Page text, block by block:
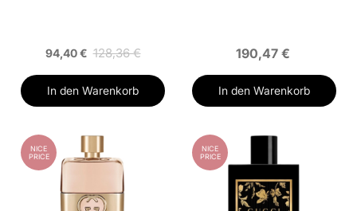
94,40 € 128,36 €
In den Warenkorb
190,47 €
In den Warenkorb
NICE
PRICE
NICE
PRICE